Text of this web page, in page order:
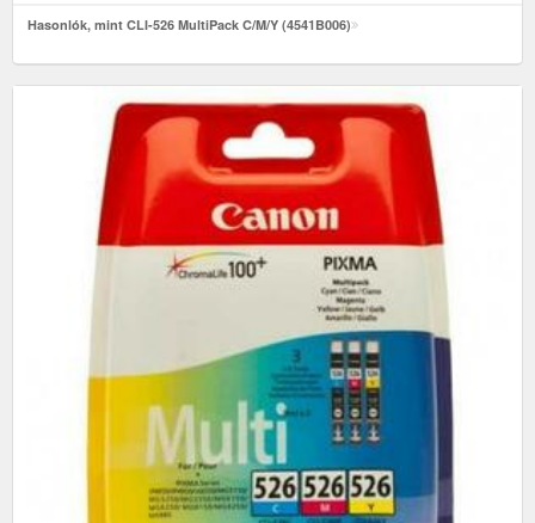
Hasonlók, mint CLI-526 MultiPack C/M/Y (4541B006)